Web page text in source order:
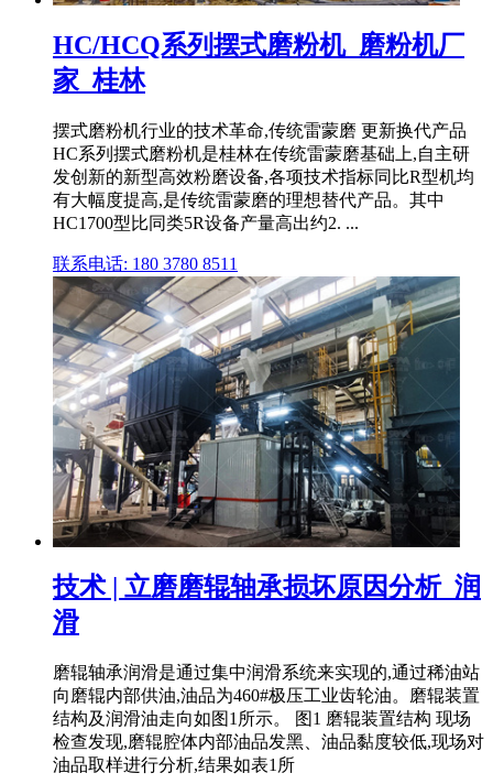
HC/HCQ系列摆式磨粉机_磨粉机厂
家_桂林
摆式磨粉机行业的技术革命,传统雷蒙磨 更新换代产品
HC系列摆式磨粉机是桂林在传统雷蒙磨基础上,自主研
发创新的新型高效粉磨设备,各项技术指标同比R型机均
有大幅度提高,是传统雷蒙磨的理想替代产品。其中
HC1700型比同类5R设备产量高出约2. ...
联系电话: 180 3780 8511
技术 | 立磨磨辊轴承损坏原因分析_润
滑
磨辊轴承润滑是通过集中润滑系统来实现的,通过稀油站
向磨辊内部供油,油品为460#极压工业齿轮油。磨辊装置
结构及润滑油走向如图1所示。 图1 磨辊装置结构 现场
检查发现,磨辊腔体内部油品发黑、油品黏度较低,现场对
油品取样进行分析,结果如表1所